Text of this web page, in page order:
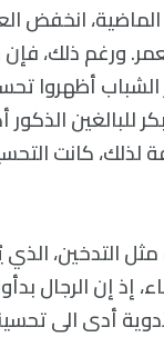
في الدراسة: «خلال ال 20
ورغم ذلك، فإن
الشباب أظهروا
الذكور
كانت
التدخين،
إذ إن الرجال
أدى الى